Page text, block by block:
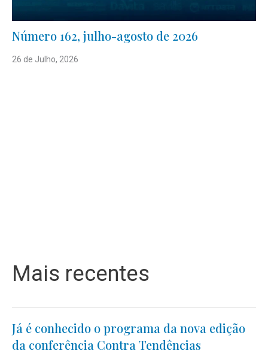
Número 162, julho-agosto de 2026
26 de Julho, 2026
Mais recentes
Já é conhecido o programa da nova edição
da conferência Contra Tendências